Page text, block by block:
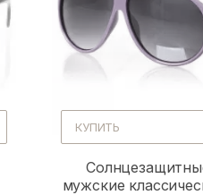
КУПИТЬ
мужские